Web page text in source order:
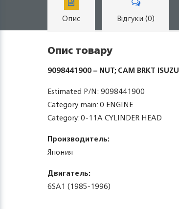
Опис Відгуки (0)
Опис товару
9098441900 – NUT; CAM BRKT ISUZU
Estimated P/N: 9098441900
Category main: 0 ENGINE
Category: 0-11A CYLINDER HEAD
Производитель:
Япония
Двигатель:
6SA1 (1985-1996)